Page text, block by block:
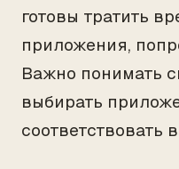
готовы тратить
приложения,
Важно понимать
выбирать